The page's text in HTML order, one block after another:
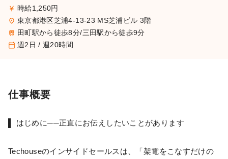
currency_yen 時給1,250円
place 東京都港区芝浦4-13-23 MS芝浦ビル 3階
train 田町駅から徒歩8分/三田駅から徒歩9分
calendar_today 週2日 / 週20時間
仕事概要
▌ はじめに──正直にお伝えしたいことがあります
Techouseのインサイドセールスは、「架電をこなすだけの